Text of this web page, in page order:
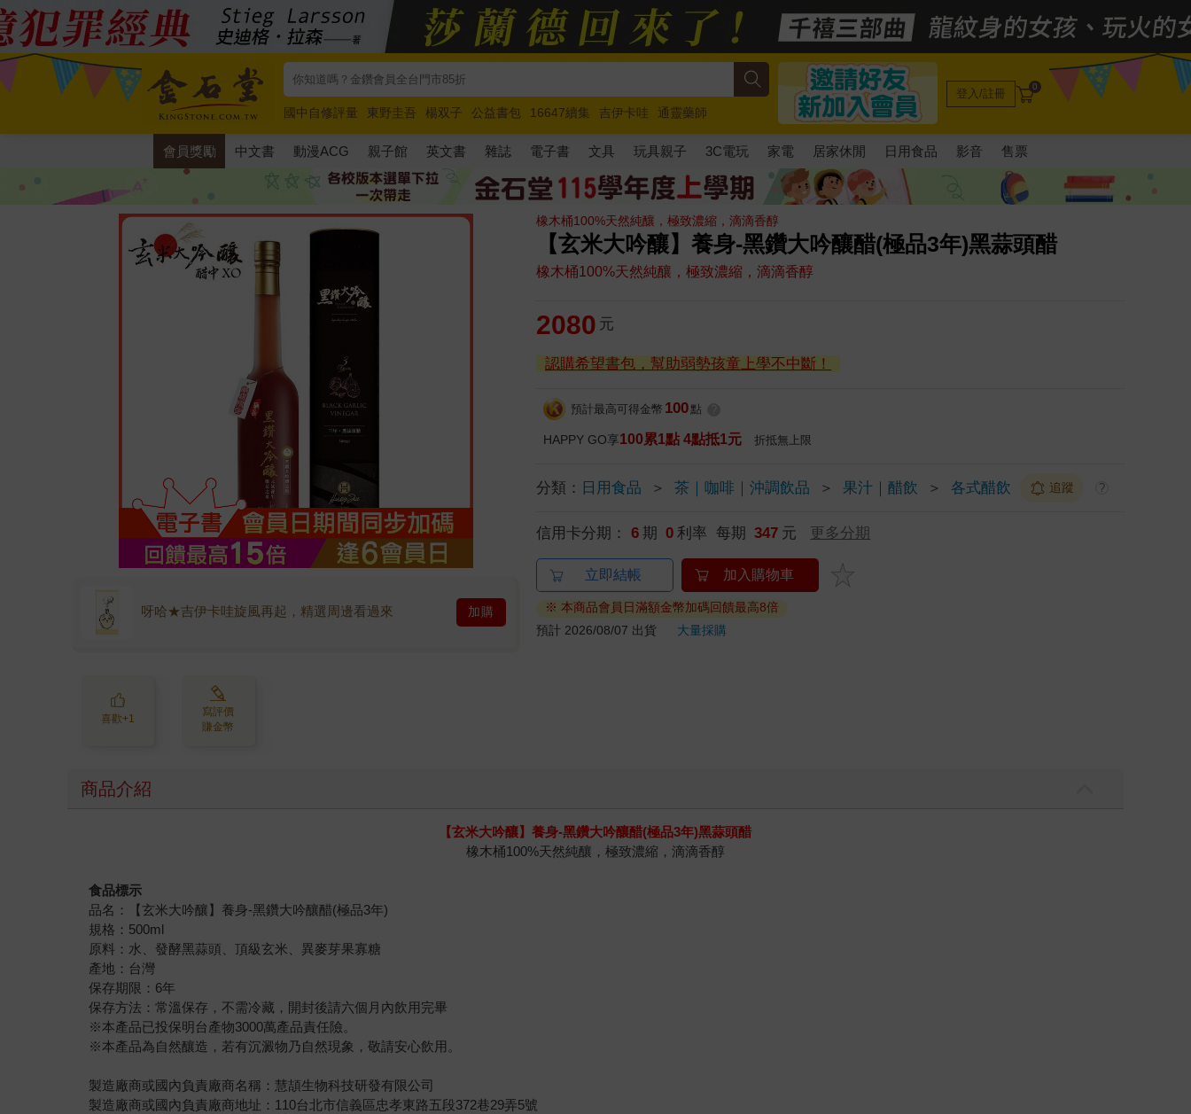
國中自修評量 東野圭吾 楊双子 公益書包 16647續集 吉伊卡哇
通靈藥師
唯紅花綻放
奧德賽 路邊攤新作 馬斯克 玩具總動員5 超慢跑
登入/註冊 0
會員獎勵 中文書 動漫ACG 親子館 英文書 雜誌 電子書 文具 玩具親子 3C電玩 家電 居家休閒 日用食品 影音 售票
橡木桶100%天然純釀，極致濃縮，滴滴香醇
【玄米大吟釀】養身-黑鑽大吟釀醋(極品3年)黑蒜頭醋
橡木桶100%天然純釀，極致濃縮，滴滴香醇
呀哈★吉伊卡哇旋風再起，精選周邊看過來 加購
喜歡+1
寫評價
賺金幣
2080 元
認購希望書包，幫助弱勢孩童上學不中斷！
預計最高可得金幣 100 點
HAPPY GO享100累1點 4點抵1元 折抵無上限
分類： 日用食品 ＞ 茶｜咖啡｜沖調飲品 ＞ 果汁｜醋飲 ＞ 各式醋飲 追蹤 ?
信用卡分期： 6 期 0 利率 每期 347 元 更多分期
立即結帳 加入購物車
※ 本商品會員日滿額金幣加碼回饋最高8倍
預計 2026/08/07 出貨
大量採購
商品介紹
【玄米大吟釀】養身-黑鑽大吟釀醋(極品3年)黑蒜頭醋
橡木桶100%天然純釀，極致濃縮，滴滴香醇
食品標示
品名：【玄米大吟釀】養身-黑鑽大吟釀醋(極品3年)
規格：500ml
原料：水、發酵黑蒜頭、頂級玄米、異麥芽果寡糖
產地：台灣
保存期限：6年
保存方法：常溫保存，不需冷藏，開封後請六個月內飲用完畢
※本產品已投保明台產物3000萬產品責任險。
※本產品為自然釀造，若有沉澱物乃自然現象，敬請安心飲用。
製造廠商或國內負責廠商名稱：慧頡生物科技研發有限公司
製造廠商或國內負責廠商地址：110台北市信義區忠孝東路五段372巷29弄5號